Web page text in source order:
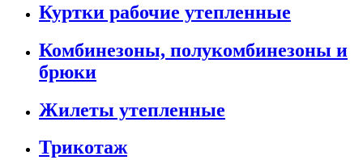
Куртки рабочие утепленные
Комбинезоны, полукомбинезоны и
брюки
Жилеты утепленные
Трикотаж